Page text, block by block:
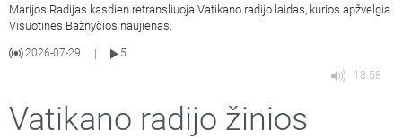
Marijos Radijas kasdien retransliuoja Vatikano radijo laidas, kurios apžvelgia
Visuotinės Bažnyčios naujienas.
2026-07-29
5
18:58
Vatikano radijo žinios